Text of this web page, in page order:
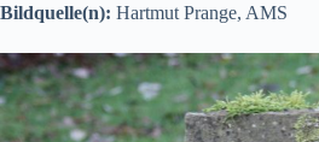
Bildquelle(n): Hartmut Prange, AMS